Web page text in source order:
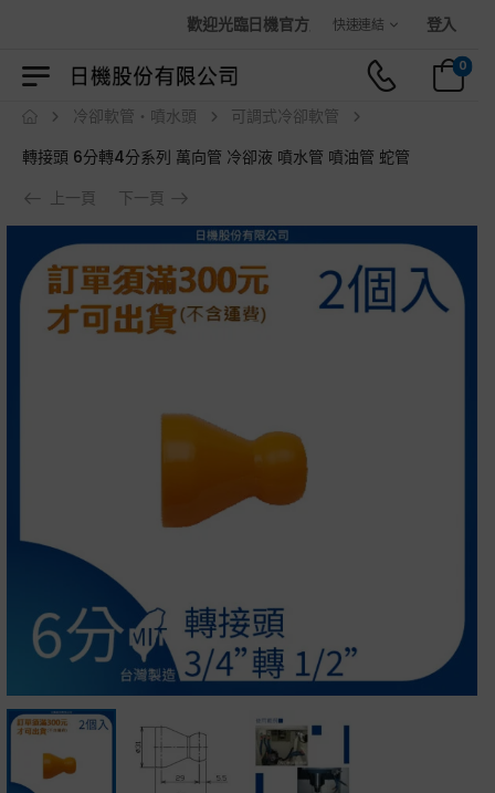
歡迎光臨日機官方購物商城！
快速連結 登入
0
冷卻軟管・噴水頭
可調式冷卻軟管
轉接頭 6分轉4分系列 萬向管 冷卻液 噴水管 噴油管 蛇管
上一頁
下一頁